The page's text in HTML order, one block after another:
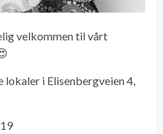
velkommen til vårt
lokaler i Elisenbergveien 4,